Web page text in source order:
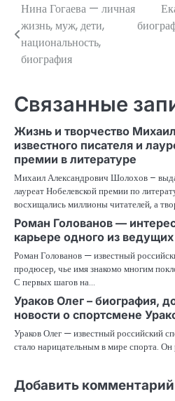
Навигация
по
записям
Нина Гогаева — личная
жизнь, муж, дети,
национальность,
биография
Связанные
Жизнь и творчество
известного писателя и
премии в литературе
Михаил Александрович Шолохов –
лауреат Нобелевской премии по
восхищались миллионы читателей, а
Роман Голованов —
карьере одного из
Роман Голованов — известный
продюсер, чье имя знакомо многим
С первых шагов на…
Ураков Олег – биография,
новости о спортсмене
Ураков Олег — известный российский
стало нарицательным в мире спорта.
Добавить комментарий